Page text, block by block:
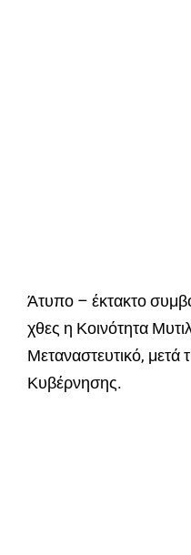
Άτυπο – έκτακτο
χθες η Κοινότητα
Μεταναστευτικό, μετά
Κυβέρνησης.